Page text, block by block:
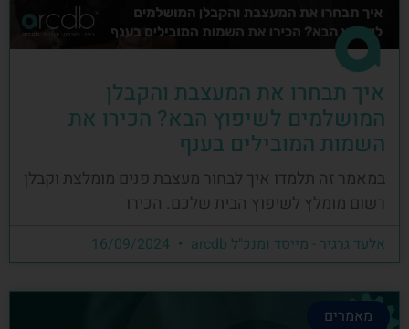
איך תבחרו את המעצבת והקבלן
המושלמים לשיפוץ הבא? הכירו את
השמות המובילים בענף
במאמר זה תלמדו איך לבחור מעצבת פנים מומלצת וקבלן
רשום מומלץ לשיפוץ הבית שלכם. הכירו
אלעד גרגיר - מייסד ומנכ"ל arcdb
מאמרים